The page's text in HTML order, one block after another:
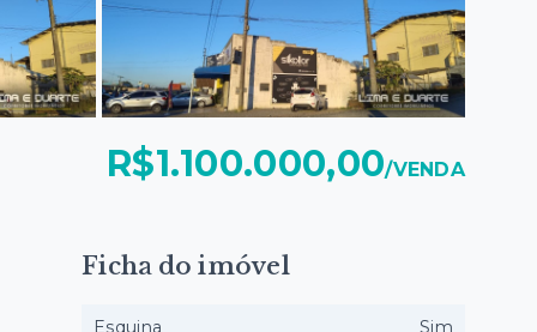
R$1.100.000,00/VENDA
Ficha do imóvel
Esquina Sim